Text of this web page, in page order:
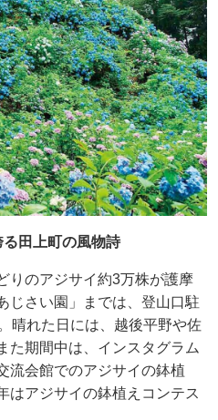
田上町の風物詩
りのアジサイ約3万株が護摩
じさい園」までは、登山口駐
晴れた日には、越後平野や佐
た期間中は、インスタグラム
流会館でのアジサイの鉢植
はアジサイの鉢植えコンテス